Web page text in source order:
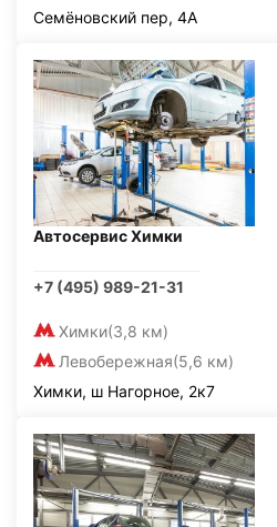
Семёновский пер, 4А
Автосервис Химки
+7 (495) 989-21-31
Химки(3,8 км)
Левобережная(5,6 км)
Химки, ш Нагорное, 2к7